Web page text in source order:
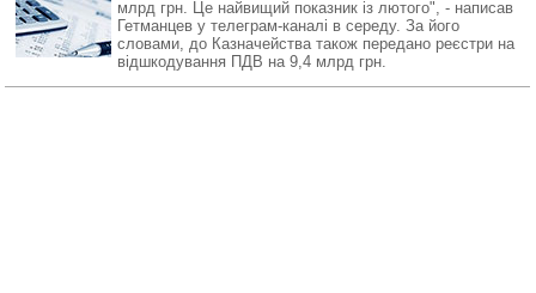
млрд грн. Це найвищий показник із лютого", - написав
Гетманцев у телеграм-каналі в середу. За його
словами, до Казначейства також передано реєстри на
відшкодування ПДВ на 9,4 млрд грн.